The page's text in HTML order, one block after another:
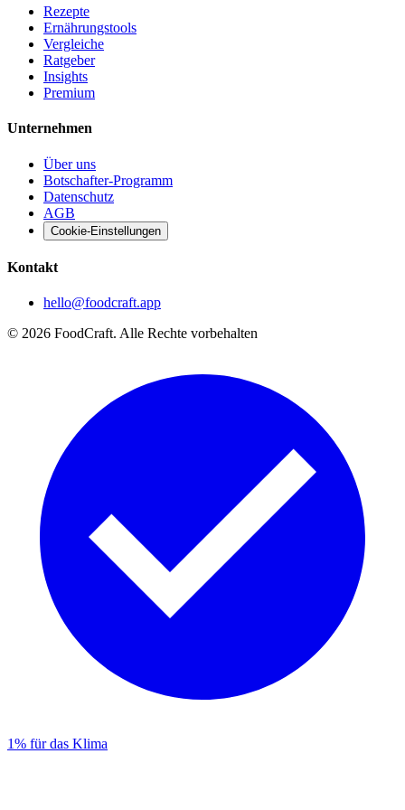
Rezepte
Ernährungstools
Vergleiche
Ratgeber
Insights
Premium
Unternehmen
Über uns
Botschafter-Programm
Datenschutz
AGB
Cookie-Einstellungen
Kontakt
hello@foodcraft.app
© 2026 FoodCraft. Alle Rechte vorbehalten
1% für das Klima